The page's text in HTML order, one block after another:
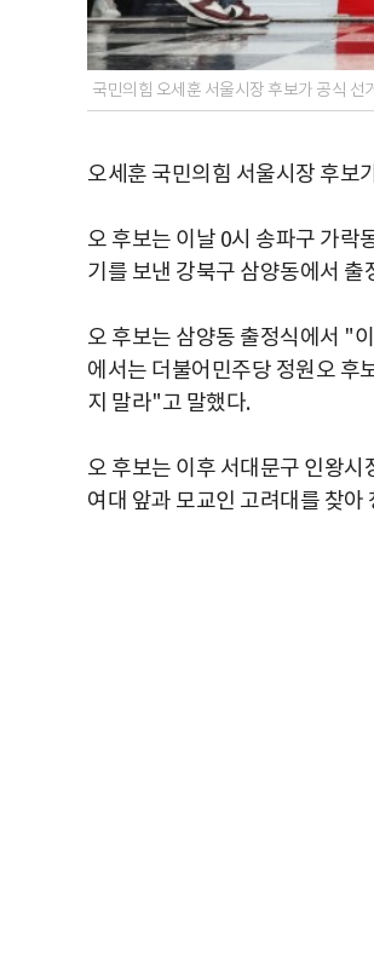
국민의힘 오세훈 서울시장 후보가 공식 선
오세훈 국민의힘 서울시장 후보
오 후보는 이날 0시 송파구 가락
기를 보낸 강북구 삼양동에서
오 후보는 삼양동 출정식에서 "
에서는 더불어민주당 정원오 후
지 말라"고 말했다.
오 후보는 이후 서대문구 인왕
여대 앞과 모교인 고려대를 찾아